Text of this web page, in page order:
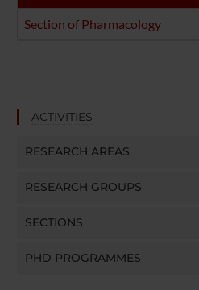
Section of Pharmacology
ACTIVITIES
RESEARCH AREAS
RESEARCH GROUPS
SECTIONS
PHD PROGRAMMES